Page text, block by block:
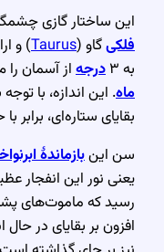
این ساختار گازی
فلکیگاو (Taurus) و
به ۳
درجهاز آسمان را
ماه
بقایای ستاره‌ای، برابر با
سن اینبازماندهٔ
یعنی نور این انفجار
رسید که ماموت‌های
افزون بر بقایای در حال